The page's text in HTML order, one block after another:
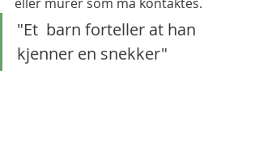
"Et  barn forteller at han
kjenner en snekker"